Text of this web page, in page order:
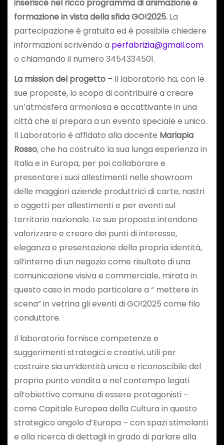
inserisce nel ricco programma di animazione e
formazione in vista della sfida GO!2025. La
partecipazione è gratuita ed è possibile chiedere
informazioni scrivendo a perfabrizia@gmail.com
o chiamando il numero 3454334501.
La mission del progetto – Il laboratorio ha, con le
sue proposte, lo scopo di contribuire a creare
un’atmosfera armoniosa e accattivante in una
città che si prepara a un evento speciale e unico.
Il Laboratorio è affidato alla docente Mariapia
Rosso, che ha costruito la sua lunga esperienza in
Italia e in Europa, per poi collaborare e
presentare i suoi allestimenti nelle showroom
delle maggiori aziende produttrici di carte, nastri
e oggetti per allestimenti e per eventi sul
territorio nazionale. Le sue proposte intendono
valorizzare e creare dei punti di interesse,
eleganza e presentazione della propria identità,
all’interno di un negozio come risultato di una
comunicazione visiva e commerciale, mirata in
questo caso in modo particolare a “ mettere in
scena” in vetrina gli eventi di GO!2025 come filo
conduttore.
Il laboratorio fornisce competenze e
suggerimenti strategici e creativi, utili per
costruire sia un’identità unica e riconoscibile del
proprio punto vendita e nel contempo legati
all’obiettivo comune di essere protagonisti –
come Capitale Europea della Cultura in questo
strategico angolo d’Europa – con spazi stimolanti
e alla ricerca di dettagli in grado di parlare alla